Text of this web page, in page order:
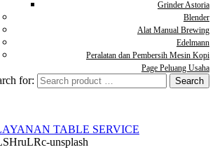
Grinder Astoria
Blender
Alat Manual Brewing
Edelmann
Peralatan dan Pembersih Mesin Kopi
Page Peluang Usaha
for:
TABLE SERVICE
unsplash